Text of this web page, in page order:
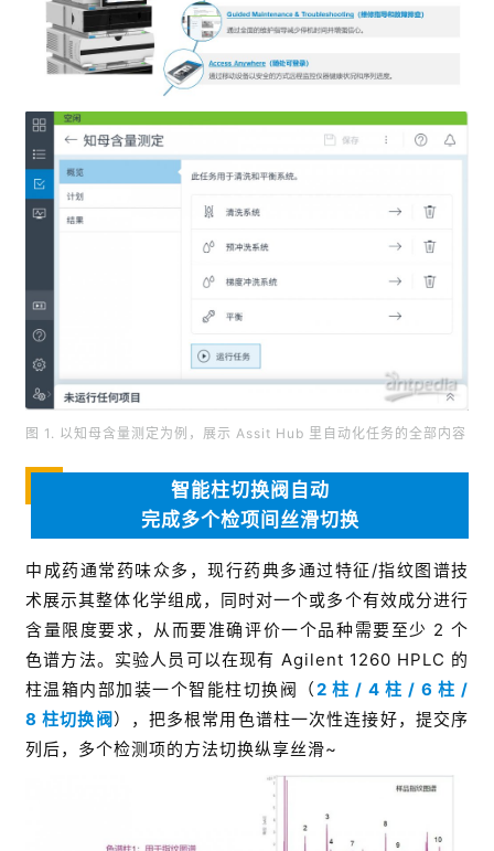
图 1. 以知母含量测定为例，展示 Assit Hub 里自动化任务的全部内容
智能柱切换阀自动
完成多个检项间丝滑切换
中成药通常药味众多，现行药典多通过特征/指纹图谱技
术展示其整体化学组成，同时对一个或多个有效成分进行
含量限度要求，从而要准确评价一个品种需要至少 2 个
色谱方法。实验人员可以在现有 Agilent 1260 HPLC 的
柱温箱内部加装一个智能柱切换阀（2 柱 / 4 柱 / 6 柱 /
8 柱切换阀），把多根常用色谱柱一次性连接好，提交序
列后，多个检测项的方法切换纵享丝滑~